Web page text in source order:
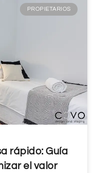
PROPIETARIOS
rápido: Guía
el valor